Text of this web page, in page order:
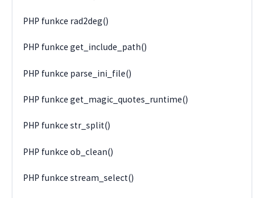
PHP funkce rad2deg()
PHP funkce get_include_path()
PHP funkce parse_ini_file()
PHP funkce get_magic_quotes_runtime()
PHP funkce str_split()
PHP funkce ob_clean()
PHP funkce stream_select()